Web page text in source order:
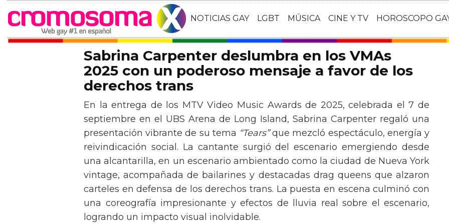
NOTICIAS GAY LGBT MÚSICA CINE Y TV HOROSCOPO
Sabrina Carpenter deslumbra en los VMAs
2025 con un poderoso mensaje a favor de los
derechos trans
En la entrega de los MTV Video Music Awards de 2025, celebrada el 7 de
septiembre en el UBS Arena de Long Island, Sabrina Carpenter regaló una
presentación vibrante de su tema “Tears”que mezcló espectáculo, energía y
reivindicación social. La cantante surgió del escenario emergiendo desde
una alcantarilla, en un escenario ambientado como la ciudad de Nueva York
vintage, acompañada de bailarines y destacadas drag queens que alzaron
carteles en defensa de los derechos trans. La puesta en escena culminó con
una coreografía impresionante y efectos de lluvia real sobre el escenario,
logrando un impacto visual inolvidable.